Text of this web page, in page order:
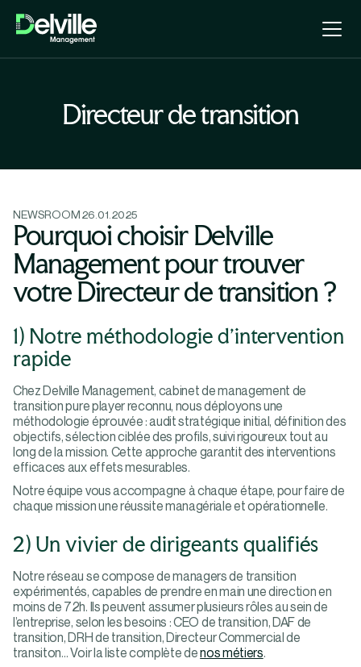
Directeur de transition
NEWSROOM26.01.2025
Pourquoi choisir Delville
Management pour trouver
votre Directeur de transition ?
1) Notre méthodologie d’intervention
rapide
Chez Delville Management, cabinet de management de
transition pure player reconnu, nous déployons une
méthodologie éprouvée : audit stratégique initial, définition des
objectifs, sélection ciblée des profils, suivi rigoureux tout au
long de la mission. Cette approche garantit des interventions
efficaces aux effets mesurables.
Notre équipe vous accompagne à chaque étape, pour faire de
chaque mission une réussite managériale et opérationnelle.
2) Un vivier de dirigeants qualifiés
Notre réseau se compose de managers de transition
expérimentés, capables de prendre en main une direction en
moins de 72h. Ils peuvent assumer plusieurs rôles au sein de
l’entreprise, selon les besoins : CEO de transition, DAF de
transition, DRH de transition, Directeur Commercial de
transiton… Voir la liste complète denos métiers.